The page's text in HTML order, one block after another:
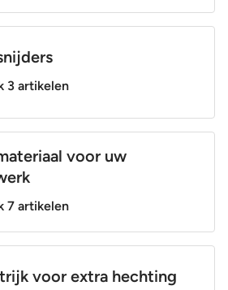
3 artikelen
voor uw
7 artikelen
voor extra hechting